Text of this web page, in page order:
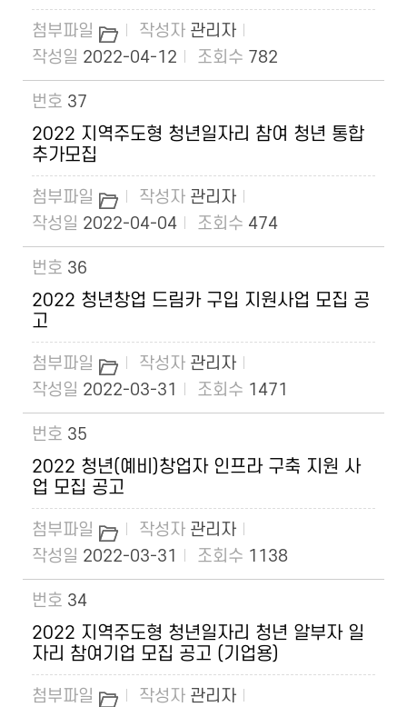
관리자
2022-04-12
782
37
2022 지역주도형 청년일자리 참여 청년 통합
추가모집
관리자
2022-04-04
474
36
2022 청년창업 드림카 구입 지원사업 모집 공
고
관리자
2022-03-31
1471
35
2022 청년(예비)창업자 인프라 구축 지원 사
업 모집 공고
관리자
2022-03-31
1138
34
2022 지역주도형 청년일자리 청년 알부자 일
자리 참여기업 모집 공고 (기업용)
관리자